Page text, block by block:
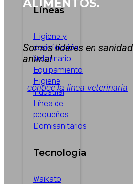
Líneas
Higiene y
desinfección
Veterinario
Equipamiento
Higiene
industrial
Línea de
pequeños
Domisanitarios
Tecnología
Waikato
ALIMENTOS.
Somos líderes en sanidad
animal
conoce la línea veterinaria